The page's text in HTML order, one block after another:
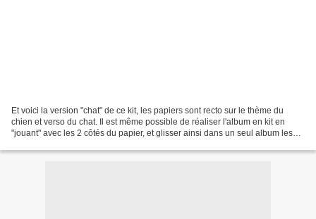
Et voici la version "chat" de ce kit, les papiers sont recto sur le thème du
chien et verso du chat. Il est même possible de réaliser l'album en kit en
"jouant" avec les 2 côtés du papier, et glisser ainsi dans un seul album les